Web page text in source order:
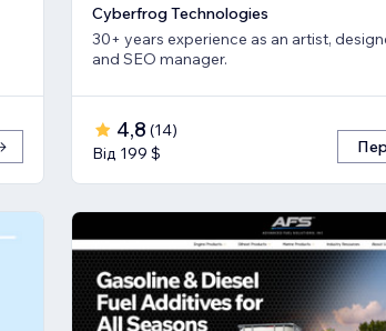
Cyberfrog Technologies
30+ years experience as an artist,
and SEO manager.
4,8 (14)
Від 199 $